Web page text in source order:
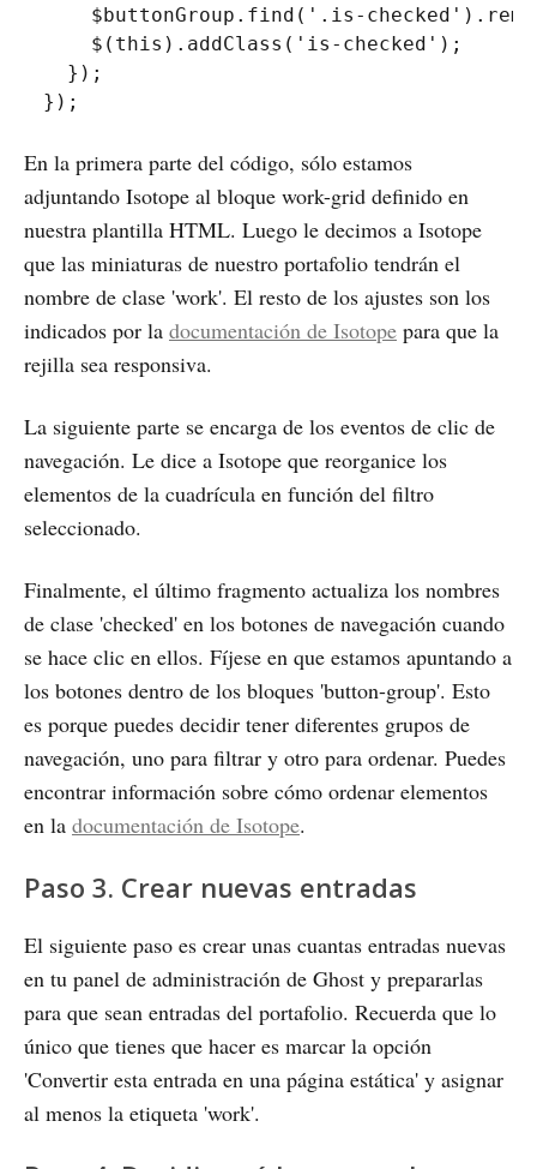
    $buttonGroup
. find ( '.is-checked' ) .
$ ( this ) . addClass ( 'is-checked' ) ;
} ) ;
} ) ;
En la primera parte del código, sólo estamos
adjuntando Isotope al bloque work-grid definido en
nuestra plantilla HTML. Luego le decimos a Isotope
que las miniaturas de nuestro portafolio tendrán el
nombre de clase 'work'. El resto de los ajustes son los
indicados por la documentación de Isotope para que la
rejilla sea responsiva.
La siguiente parte se encarga de los eventos de clic de
navegación. Le dice a Isotope que reorganice los
elementos de la cuadrícula en función del filtro
seleccionado.
Finalmente, el último fragmento actualiza los nombres
de clase 'checked' en los botones de navegación cuando
se hace clic en ellos. Fíjese en que estamos apuntando a
los botones dentro de los bloques 'button-group'. Esto
es porque puedes decidir tener diferentes grupos de
navegación, uno para filtrar y otro para ordenar. Puedes
encontrar información sobre cómo ordenar elementos
en la documentación de Isotope.
Paso 3. Crear nuevas entradas
El siguiente paso es crear unas cuantas entradas nuevas
en tu panel de administración de Ghost y prepararlas
para que sean entradas del portafolio. Recuerda que lo
único que tienes que hacer es marcar la opción
'Convertir esta entrada en una página estática' y asignar
al menos la etiqueta 'work'.